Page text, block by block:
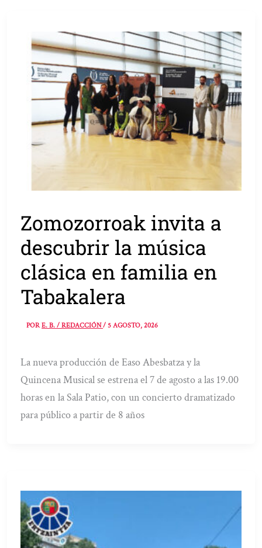
Zomozorroak invita a
descubrir la música
clásica en familia en
Tabakalera
PORE. B. / REDACCIÓN/5 AGOSTO, 2026
La nueva producción de Easo Abesbatza y la
Quincena Musical se estrena el 7 de agosto a las 19.00
horas en la Sala Patio, con un concierto dramatizado
para público a partir de 8 años